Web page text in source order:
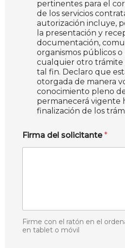
pertinentes para el
de los servicios
autorización incluye,
la presentación y
documentación,
organismos públicos o
cualquier otro trámite
tal fin. Declaro que
otorgada de manera
conocimiento pleno
permanecerá vigente
finalización de los
Firma del solicitante*
Firme con el ratón en el
en tablet o móvil